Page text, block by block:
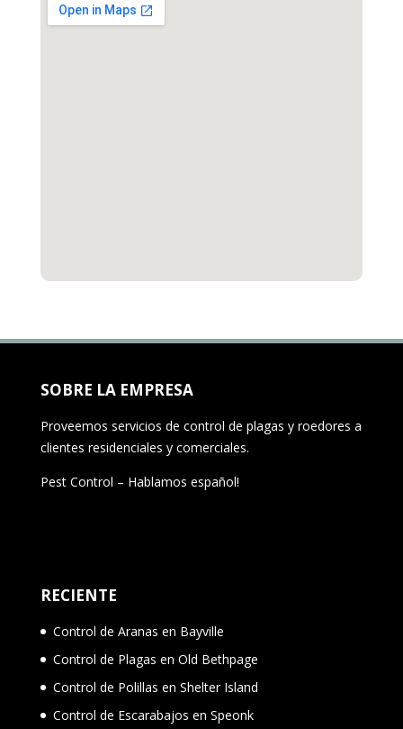
SOBRE LA EMPRESA
Proveemos servicios de control de plagas y roedores a
clientes residenciales y comerciales.
Pest Control – Hablamos español!
RECIENTE
Control de Aranas en Bayville
Control de Plagas en Old Bethpage
Control de Polillas en Shelter Island
Control de Escarabajos en Speonk